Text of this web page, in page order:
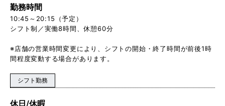
勤務時間
10:45～20:15（予定）
シフト制／実働8時間、休憩60分
※店舗の営業時間変更により、シフトの開始・終了時間が前後1時
間程度変動する場合があります。
シフト勤務
休日/休暇